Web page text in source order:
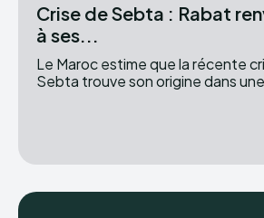
Crise de Sebta : Rabat
à ses...
Le Maroc estime que la récente
Sebta trouve son origine dans